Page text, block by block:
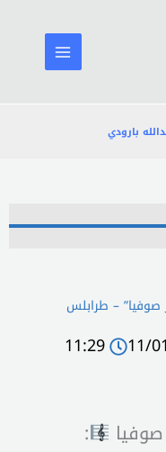
بارودي
– طرابلس
11/
11:29
: